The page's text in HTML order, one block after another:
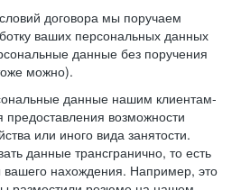
договора мы поручаем
ваших персональных данных
данные без поручения
можно).
данные нашим клиентам-
предоставления возможности
или иного вида занятости.
данные трансгранично, то есть
нахождения. Например, это